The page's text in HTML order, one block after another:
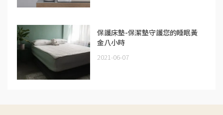
保護床墊-保潔墊守護您的睡眠黃
金八小時
2021-06-07